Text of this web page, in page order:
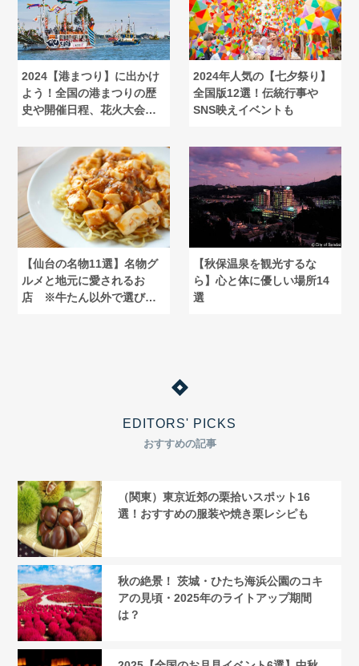
2024【港まつり】に出かけ
よう！全国の港まつりの歴
史や開催日程、花火大会情
2024年人気の【七夕祭り】
全国版12選！伝統行事や
SNS映えイベントも
【仙台の名物11選】名物グ
ルメと地元に愛されるお
店 ※牛たん以外で選びま
【秋保温泉を観光するな
ら】心と体に優しい場所14
選
EDITORS' PICKS
おすすめの記事
（関東）東京近郊の栗拾いスポット16
選！おすすめの服装や焼き栗レシピも
秋の絶景！ 茨城・ひたち海浜公園のコキ
アの見頃・2025年のライトアップ期間
は？